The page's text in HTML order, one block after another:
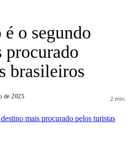
o segundo
procurado
brasileiros
de 2025 2 min.